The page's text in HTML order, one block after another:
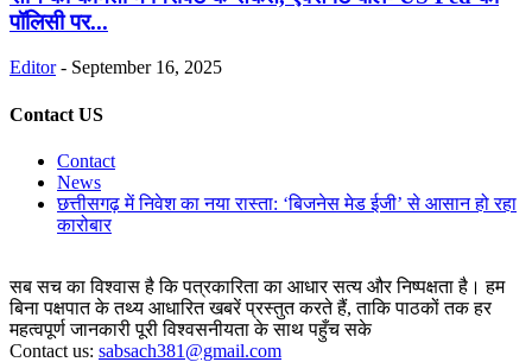
पॉलिसी पर...
Editor - September 16, 2025
Contact US
Contact
News
छत्तीसगढ़ में निवेश का नया रास्ता: ‘बिजनेस मेड ईजी’ से आसान हो रहा
कारोबार
सब सच का विश्वास है कि पत्रकारिता का आधार सत्य और निष्पक्षता है। हम
बिना पक्षपात के तथ्य आधारित खबरें प्रस्तुत करते हैं, ताकि पाठकों तक हर
महत्वपूर्ण जानकारी पूरी विश्वसनीयता के साथ पहुँच सके
Contact us: sabsach381@gmail.com